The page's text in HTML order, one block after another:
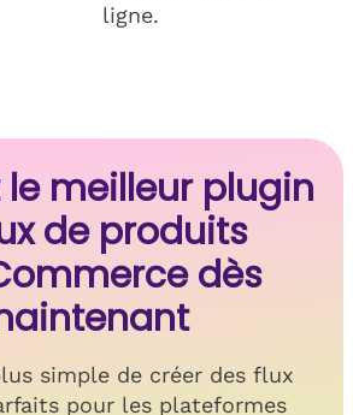
ligne.
le meilleur plugin
de produits
dès
simple de créer des flux
pour les plateformes